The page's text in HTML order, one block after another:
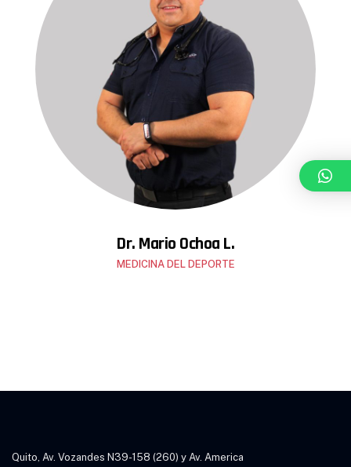
Dr. Mario Ochoa L.
MEDICINA DEL DEPORTE
Quito, Av. Vozandes N39-158 (260) y Av. America